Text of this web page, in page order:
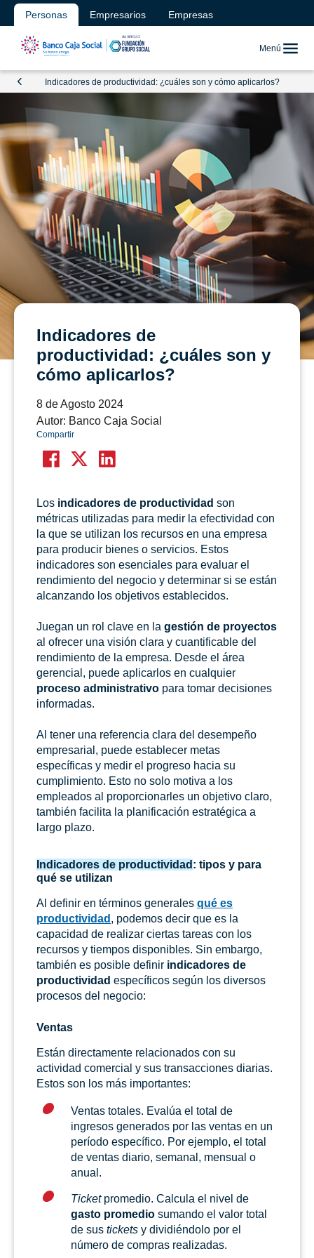
Personas Empresarios Empresas
Menú
Indicadores de productividad: ¿cuáles son y cómo aplicarlos?
Indicadores de
productividad: ¿cuáles son y
cómo aplicarlos?
8 de Agosto 2024
Autor: Banco Caja Social
Compartir
Los indicadores de productividad son
métricas utilizadas para medir la efectividad con
la que se utilizan los recursos en una empresa
para producir bienes o servicios. Estos
indicadores son esenciales para evaluar el
rendimiento del negocio y determinar si se están
alcanzando los objetivos establecidos.
Juegan un rol clave en la gestión de proyectos
al ofrecer una visión clara y cuantificable del
rendimiento de la empresa. Desde el área
gerencial, puede aplicarlos en cualquier
proceso administrativo para tomar decisiones
informadas.
Al tener una referencia clara del desempeño
empresarial, puede establecer metas
específicas y medir el progreso hacia su
cumplimiento. Esto no solo motiva a los
empleados al proporcionarles un objetivo claro,
también facilita la planificación estratégica a
largo plazo.
Indicadores de productividad : tipos y para
qué se utilizan
Al definir en términos generales qué es
productividad , podemos decir que es la
capacidad de realizar ciertas tareas con los
recursos y tiempos disponibles. Sin embargo,
también es posible definir indicadores de
productividad específicos según los diversos
procesos del negocio:
Ventas
Están directamente relacionados con su
actividad comercial y sus transacciones diarias.
Estos son los más importantes:
Ventas totales. Evalúa el total de
ingresos generados por las ventas en un
período específico. Por ejemplo, el total
de ventas diario, semanal, mensual o
anual.
Ticketpromedio. Calcula el nivel de
gasto promedio sumando el valor total
de sus tickets y dividiéndolo por el
número de compras realizadas.